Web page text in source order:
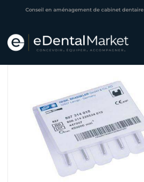
Conseil en aménagement de cabinet dentaire